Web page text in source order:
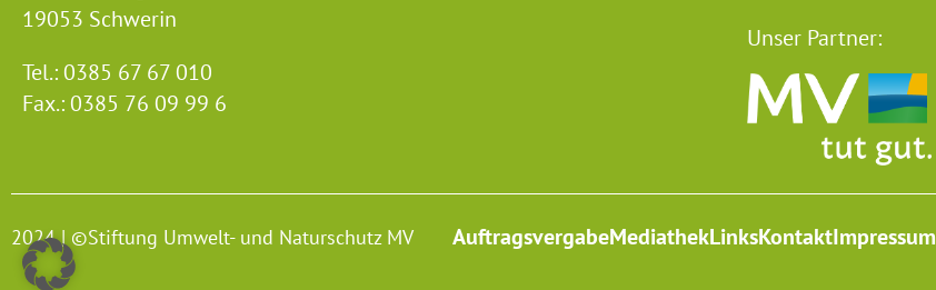
19053 Schwerin
Tel.: 0385 67 67 010
Fax.: 0385 76 09 99 6
Unser Partner:
2024 | ©Stiftung Umwelt- und Naturschutz MV AuftragsvergabeMediathekLinksKontaktImpressum